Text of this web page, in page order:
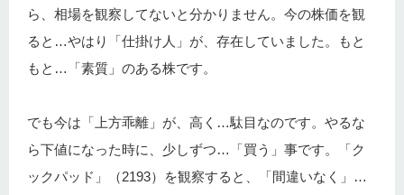
ら、相場を観察してないと分かりません。今の株価を観
ると…やはり「仕掛け人」が、存在していました。もと
もと…「素質」のある株です。
でも今は「上方乖離」が、高く…駄目なのです。やるな
ら下値になった時に、少しずつ…「買う」事です。「ク
ックパッド」（2193）を観察すると、「間違いなく」…